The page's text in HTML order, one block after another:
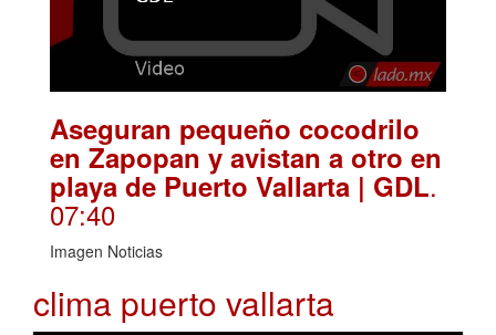
Aseguran pequeño cocodrilo
en Zapopan y avistan a otro en
playa de Puerto Vallarta | GDL.
07:40
Imagen Noticias
clima puerto vallarta